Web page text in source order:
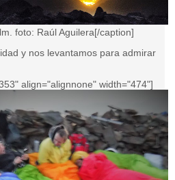
foto: Raúl Aguilera[/caption]
y nos levantamos para admirar
align="alignnone" width="474"]